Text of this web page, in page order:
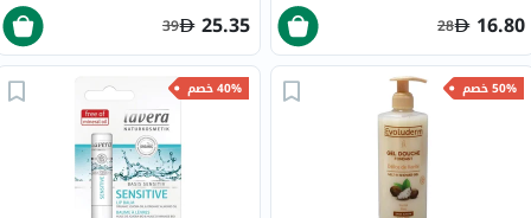
16.80
28
25.35
39
50% خصم 40% خصم